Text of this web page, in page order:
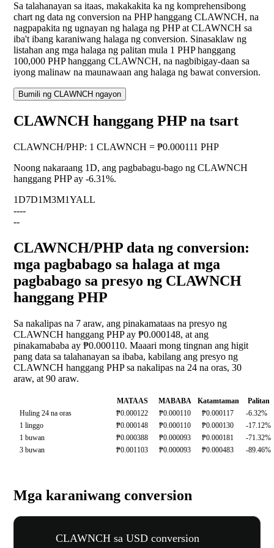
Sa talahanayan sa itaas, makakakita ka ng komprehensibong
chart ng data ng conversion na PHP hanggang CLAWNCH, na
nagpapakita ng ugnayan ng halaga ng PHP at CLAWNCH sa
iba't ibang karaniwang halaga ng conversion. Sinasaklaw ng
listahan ang mga halaga ng palitan mula 1 PHP hanggang
100,000 PHP hanggang CLAWNCH, na nagbibigay-daan sa
iyong malinaw na maunawaan ang halaga ng bawat conversion.
Bumili ng CLAWNCH ngayon
CLAWNCH hanggang PHP na tsart
CLAWNCH/PHP: 1 CLAWNCH = ₱0.000111 PHP
Noong nakaraang 1D, ang pagbabagu-bago ng CLAWNCH
hanggang PHP ay -6.31%.
1D7D1M3M1YALL
----
--
CLAWNCH/PHP data ng conversion:
mga pagbabago sa halaga at mga
pagbabago sa presyo ng CLAWNCH
hanggang PHP
Sa nakalipas na 7 araw, ang pinakamataas na presyo ng
CLAWNCH hanggang PHP ay ₱0.000148, at ang
pinakamababa ay ₱0.000110. Maaari mong tingnan ang higit
pang data sa talahanayan sa ibaba, kabilang ang presyo ng
CLAWNCH hanggang PHP sa nakalipas na 24 na oras, 30
araw, at 90 araw.
MATAAS MABABA Katamtaman
Palitan
Huling 24 na oras
₱0.000122 ₱0.000110 ₱0.000117
-6.32%
1 linggo
₱0.000148 ₱0.000110 ₱0.000130
-17.12%
1 buwan
₱0.000388 ₱0.000093 ₱0.000181
-71.32%
3 buwan
₱0.001103 ₱0.000093 ₱0.000483 -89.46%
Mga karaniwang conversion
CLAWNCH sa USD conversion